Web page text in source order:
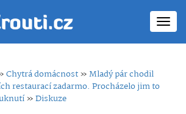
Chytrá domácnost»Mladý pár chodil
restaurací zadarmo. Procházelo jim to
»Diskuze